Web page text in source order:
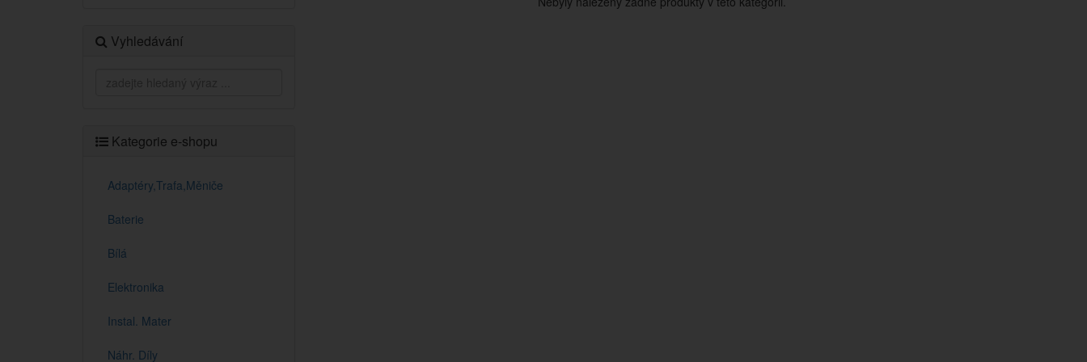
Vyhledávání
Kategorie e-shopu
Adaptéry,Trafa,Měniče
Baterie
Bílá
Elektronika
Instal. Mater
Náhr. Díly